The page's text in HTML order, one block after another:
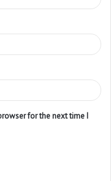
for the next time I